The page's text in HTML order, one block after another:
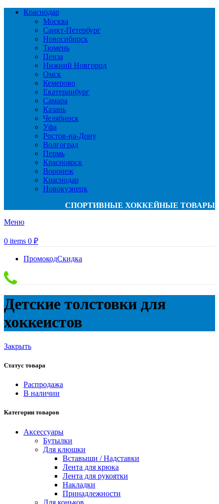
Краснодар
Москва
Санкт-Петербург
Новосибирск
Тюмень
Пенза
Нижний Новгород
Омск
Кемерово
Екатеринбург
Самара
Казань
Челябинск
Уфа
Ростов-на-Дону
Волгоград
Пермь
Красноярск
Воронеж
Краснодар
Новокузнецк
СПОРТИВНЫЕ ХОККЕЙНЫЕ ТОВАРЫ
Меню
0 items 0 ₽
ПромокодСкидка
Детские толстовки для
хоккеистов
Закрыть
Статус товара
Распродажа
В наличии
Категории товаров
Аксессуары
Бутылки
Для клюшки
Вставыши / Надставки
Лента для крюка
Лента для рукоятки
Накладки
Принадлежности
Для коньков